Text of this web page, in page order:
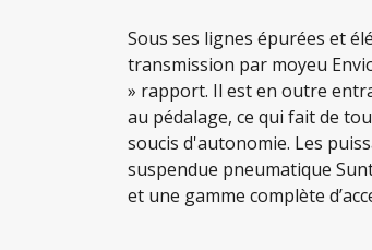
Sous ses lignes épurées et
transmission par moyeu
» rapport. Il est en outre
au pédalage, ce qui fait de
soucis d'autonomie. Les
suspendue pneumatique
et une gamme complète